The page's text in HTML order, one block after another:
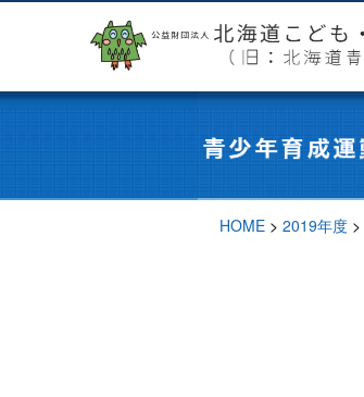
HOME > 2019年度 >